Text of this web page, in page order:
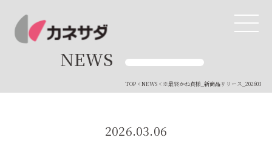
TOP
生産体制
NEWS
TOP<NEWS< ※最終かね貞様_新商品リリース_202603
2026.03.06